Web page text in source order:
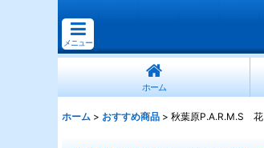
メニュー
ホーム
ホーム > おすすめ商品 > 秋葉原P.A.R.M.S 花